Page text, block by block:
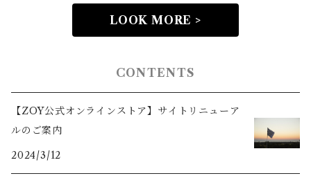
LOOK MORE >
CONTENTS
【ZOY公式オンラインストア】サイトリニューア
ルのご案内
2024/3/12